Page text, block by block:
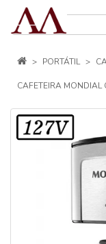
PORTÁTIL
CAFETEIRA